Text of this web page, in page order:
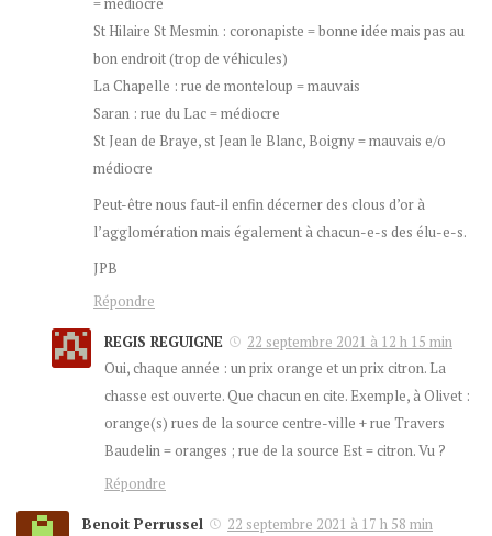
St Hilaire St Mesmin : coronapiste = bonne idée mais pas au
bon endroit (trop de véhicules)
La Chapelle : rue de monteloup = mauvais
Saran : rue du Lac = médiocre
St Jean de Braye, st Jean le Blanc, Boigny = mauvais e/o
médiocre
Peut-être nous faut-il enfin décerner des clous d’or à
l’agglomération mais également à chacun-e-s des élu-e-s.
JPB
Répondre
REGIS REGUIGNE
22 septembre 2021 à 12 h 15 min
Oui, chaque année : un prix orange et un prix citron. La
chasse est ouverte. Que chacun en cite. Exemple, à Olivet :
orange(s) rues de la source centre-ville + rue Travers
Baudelin = oranges ; rue de la source Est = citron. Vu ?
Répondre
Benoit Perrussel
22 septembre 2021 à 17 h 58 min